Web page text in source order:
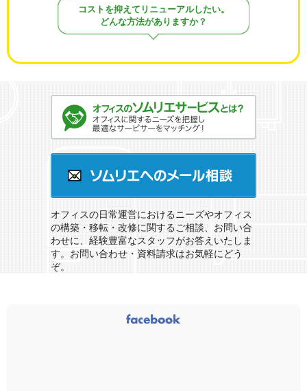
コストを抑えてリニューアルしたい。
どんな方法がありますか？
オフィスの日常運営におけるニーズやオフィス
の構築・移転・改修に関するご相談、お問い合
わせに、経験豊富なスタッフがお答えいたしま
す。お問い合わせ・資料請求はお気軽にどう
ぞ。